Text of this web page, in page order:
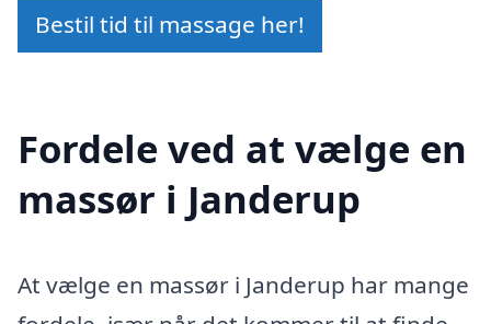
Bestil tid til massage her!
Fordele ved at vælge en
massør i Janderup
At vælge en massør i Janderup har mange